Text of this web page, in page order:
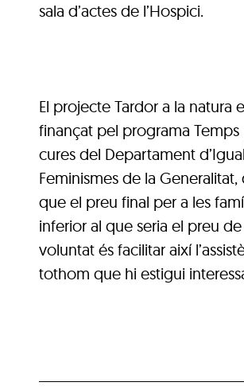
sala d’actes de l’Hospici.
El projecte Tardor a la natura
finançat pel programa Temps
cures del Departament
Feminismes de la Generalitat,
que el preu final per a les
inferior al que seria el preu de
voluntat és facilitar així
tothom que hi estigui